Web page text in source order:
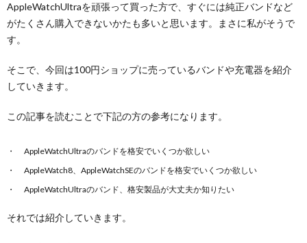
AppleWatchUltraを頑張って買った方で、すぐには純正バンドなど
がたくさん購入できないかたも多いと思います。まさに私がそうで
す。
そこで、今回は100円ショップに売っているバンドや充電器を紹介
していきます。
この記事を読むことで下記の方の参考になります。
AppleWatchUltraのバンドを格安でいくつか欲しい
AppleWatch8、AppleWatchSEのバンドを格安でいくつか欲しい
AppleWatchUltraのバンド、格安製品が大丈夫か知りたい
それでは紹介していきます。